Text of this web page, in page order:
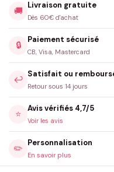
🚚
Livraison gratuite
Dès 60€ d'achat
🔒
Paiement sécurisé
CB, Visa, Mastercard
↩️
Satisfait ou
Retour sous 14 jours
⭐
Avis vérifiés 4,7/5
Voir les avis
✏️
Personnalisation
En savoir plus